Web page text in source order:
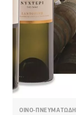
ΟΙΝΟ-ΠΝΕΥΜΑΤΩΔΗ